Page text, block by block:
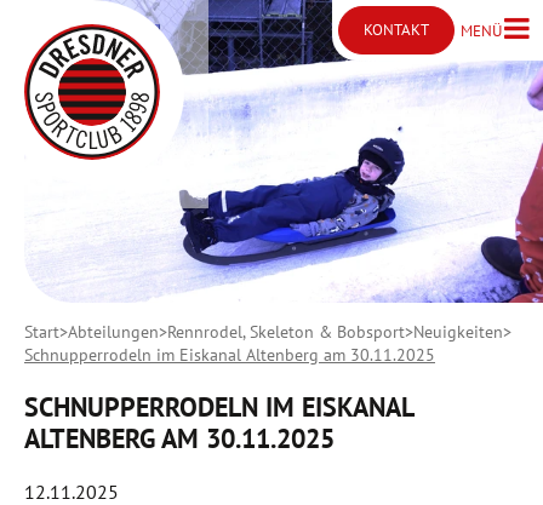
KONTAKT
Kontakt öffnen
MENÜMenü
Start Abteilungen Rennrodel, Skeleton & Bobsport Neuigkeiten
Schnupperrodeln im Eiskanal Altenberg am 30.11.2025
SCHNUPPERRODELN IM EISKANAL
ALTENBERG AM 30.11.2025
12.11.2025